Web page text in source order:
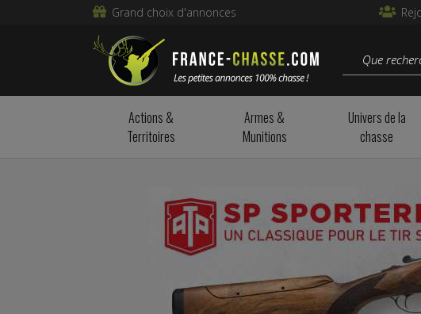
Grand choix d'annonces
Actions &
Territoires
Armes &
Munitions
Univers de la
chasse